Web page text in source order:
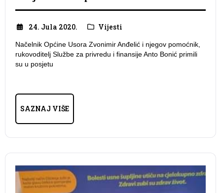
24. Jula 2020. Vijesti
Načelnik Općine Usora Zvonimir Anđelić i njegov pomoćnik,
rukovoditelj Službe za privredu i finansije Anto Bonić primili
su u posjetu
SAZNAJ VIŠE